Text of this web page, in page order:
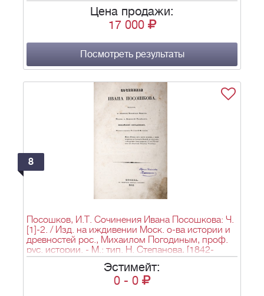
Цена продажи:
17 000
Посмотреть результаты
8
Посошков, И.Т. Сочинения Ивана Посошкова: Ч.
[1]-2. / Изд. на иждивении Моск. о-ва истории и
древностей рос., Михаилом Погодиным, проф.
рус. истории. - М.: тип. Н. Степанова, [1842-
1863]. - [Ч. 1]. - XXIV, 318, IV с.; Ч. 2. - [2], XLVI, 5-
314 с.; 22,5х14,8 см.Эстимейт:
0 - 0